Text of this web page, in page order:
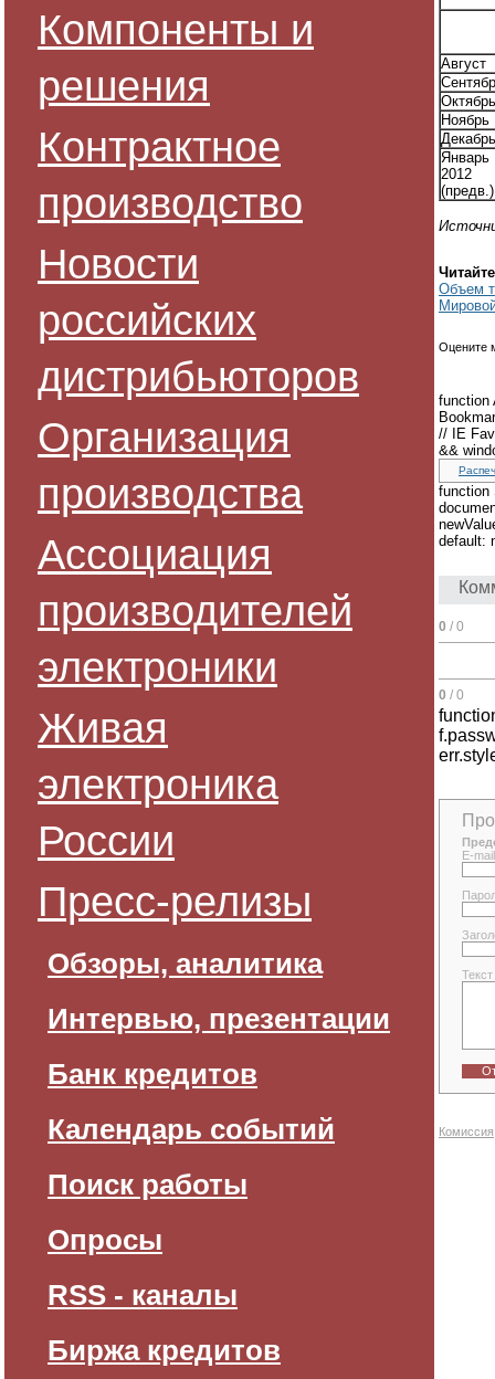
Компоненты и
решения
Контрактное
производство
Новости
российских
дистрибьюторов
Организация
производства
Ассоциация
производителей
электроники
Живая
электроника
России
Пресс-релизы
Обзоры, аналитика
Интервью, презентации
Банк кредитов
Календарь событий
Поиск работы
Опросы
RSS - каналы
Биржа кредитов
Август
Октябрь
Ноябрь
Декабрь
Январь
2012
(предв.)
Объем
Оцените
function
// IE
&&
function
default:
0 / 0
0 / 0
E-mail
Комиссия